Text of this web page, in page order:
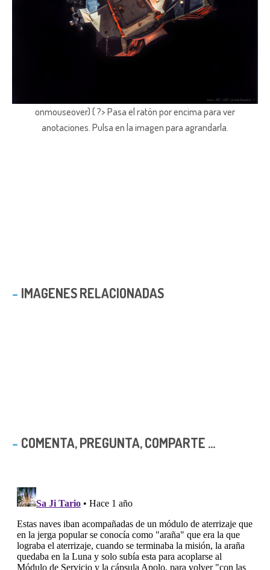
onmouseover) { ?> Pasa el ratón por encima para ver
anotaciones. Pulsa en la imagen para agrandarla.
IMAGENES RELACIONADAS
COMENTA, PREGUNTA, COMPARTE ...